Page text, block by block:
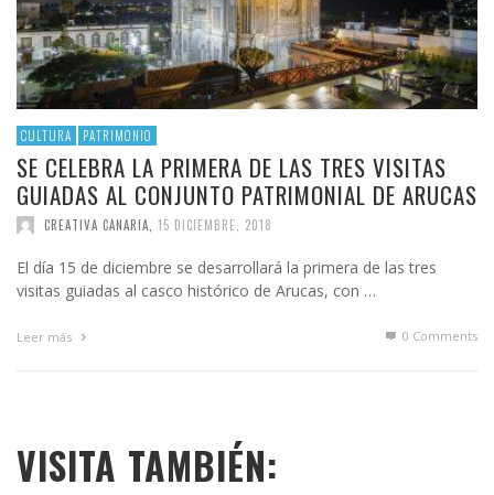
CULTURA PATRIMONIO
SE CELEBRA LA PRIMERA DE LAS TRES VISITAS
GUIADAS AL CONJUNTO PATRIMONIAL DE ARUCAS
CREATIVA CANARIA 15 DICIEMBRE, 2018
El día 15 de diciembre se desarrollará la primera de las tres
visitas guiadas al casco histórico de Arucas, con …
Leer más 0 Comments
VISITA TAMBIÉN: